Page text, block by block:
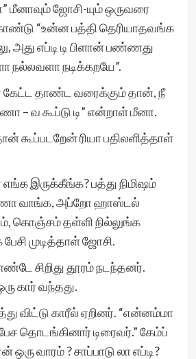
ஜோசி-யும் ஒருவரை
“உன்ன பத்தி தெரியாதவங்க
அது எப்டி டி பிளான் பண்ணது
நடிக்கறயே”.
தாண்ட வரைக்கும் தான், நீ
– வ கூப்டு டி” என்றாள் மீனா.
ரியா பதிலளித்தாள்
இருக்கீங்க? பத்து நிமிஷம்
வாங்க, அப்றோ ஹாஸ்டல்
கொஞ்சம் தள்ளி நில்லுங்க
முடித்தாள் ஜோசி.
சிறிது தூரம் நடந்தனர்.
கார் வந்தது.
விட்டு காரீல் ஏறினர். “என்னம்மா
தொடங்கினார் டிரைவர்.” கேம்ப்
வாரம் ? சாப்பாடு லா எப்டி?